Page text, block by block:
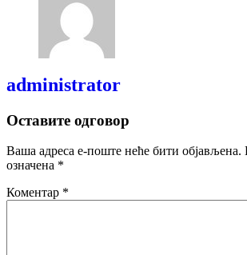
administrator
Оставите одговор
Ваша адреса е-поште неће бити објављена.
означена *
Коментар *